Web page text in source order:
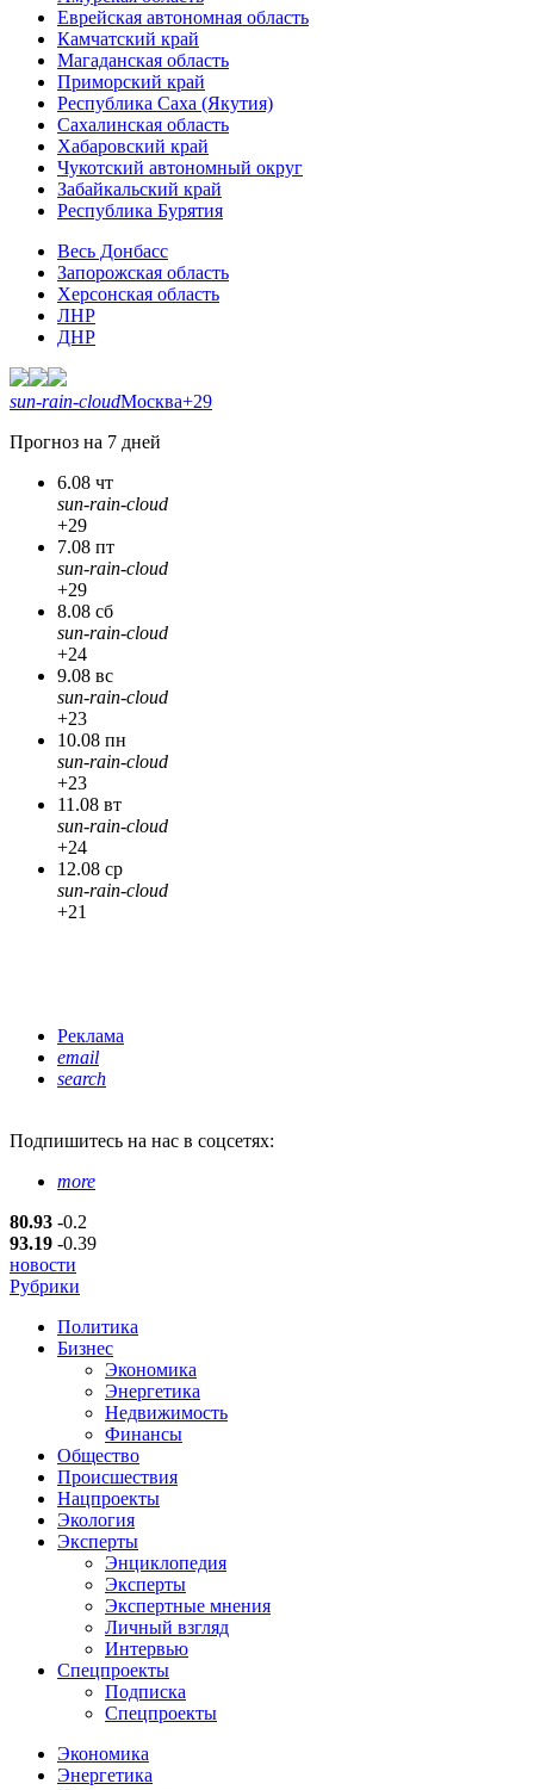
Еврейская автономная область
Камчатский край
Магаданская область
Приморский край
Республика Саха (Якутия)
Сахалинская область
Хабаровский край
Чукотский автономный округ
Забайкальский край
Республика Бурятия
Весь Донбасс
Запорожская область
Херсонская область
ЛНР
ДНР
sun-rain-cloudМосква+29
Прогноз на 7 дней
6.08 чт
sun-rain-cloud
+29
7.08 пт
sun-rain-cloud
+29
8.08 сб
sun-rain-cloud
+24
9.08 вс
sun-rain-cloud
+23
10.08 пн
sun-rain-cloud
+23
11.08 вт
sun-rain-cloud
+24
12.08 ср
sun-rain-cloud
+21
Реклама
email
search
Подпишитесь на нас в соцсетях:
more
80.93 -0.2
93.19 -0.39
новости
Рубрики
Политика
Бизнес
Экономика
Энергетика
Недвижимость
Финансы
Общество
Происшествия
Нацпроекты
Экология
Эксперты
Энциклопедия
Эксперты
Экспертные мнения
Личный взгляд
Интервью
Спецпроекты
Подписка
Спецпроекты
Экономика
Энергетика